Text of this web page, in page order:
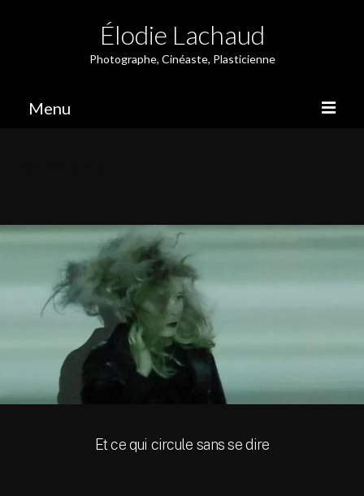
Élodie Lachaud
Photographe, Cinéaste, Plasticienne
Menu
Performance
Métrage
Édition
À propos
Actualité
Et ce qui circule sans se dire